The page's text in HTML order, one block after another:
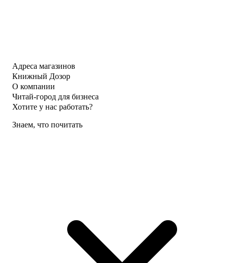
Адреса магазинов
Книжный Дозор
О компании
Читай-город для бизнеса
Хотите у нас работать?
Знаем, что почитать